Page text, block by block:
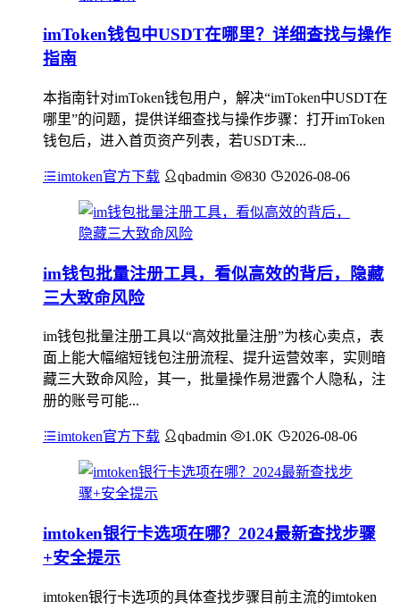
imToken钱包中USDT在哪里？详细查找与操作
指南
本指南针对imToken钱包用户，解决“imToken中USDT在
哪里”的问题，提供详细查找与操作步骤：打开imToken
钱包后，进入首页资产列表，若USDT未...
imtoken官方下载 qbadmin 830 2026-08-06
im钱包批量注册工具，看似高效的背后，隐藏
三大致命风险
im钱包批量注册工具以“高效批量注册”为核心卖点，表
面上能大幅缩短钱包注册流程、提升运营效率，实则暗
藏三大致命风险，其一，批量操作易泄露个人隐私，注
册的账号可能...
imtoken官方下载 qbadmin 1.0K 2026-08-06
imtoken银行卡选项在哪？2024最新查找步骤
+安全提示
imtoken银行卡选项的具体查找步骤目前主流的imtoken